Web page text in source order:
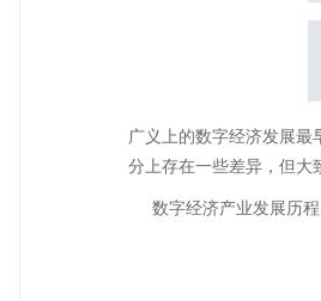
广义上的数字经济发展最
分上存在一些差异，但大
数字经济产业发展历程